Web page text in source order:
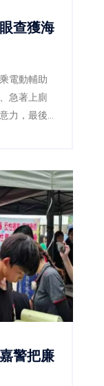
電動輔助
急著上廁
力，最後